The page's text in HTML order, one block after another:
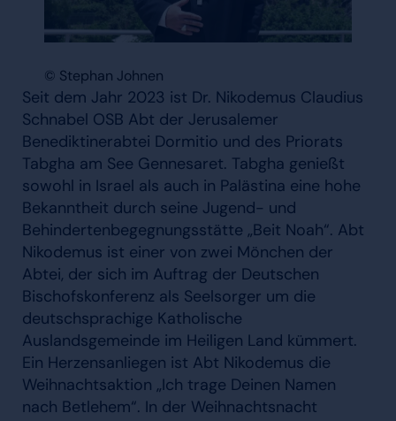
© Stephan Johnen
Seit dem Jahr 2023 ist Dr. Nikodemus Claudius
Schnabel OSB Abt der Jerusalemer
Benediktinerabtei Dormitio und des Priorats
Tabgha am See Gennesaret. Tabgha genießt
sowohl in Israel als auch in Palästina eine hohe
Bekanntheit durch seine Jugend- und
Behindertenbegegnungsstätte „Beit Noah“. Abt
Nikodemus ist einer von zwei Mönchen der
Abtei, der sich im Auftrag der Deutschen
Bischofskonferenz als Seelsorger um die
deutschsprachige Katholische
Auslandsgemeinde im Heiligen Land kümmert.
Ein Herzensanliegen ist Abt Nikodemus die
Weihnachtsaktion „Ich trage Deinen Namen
nach Betlehem“. In der Weihnachtsnacht